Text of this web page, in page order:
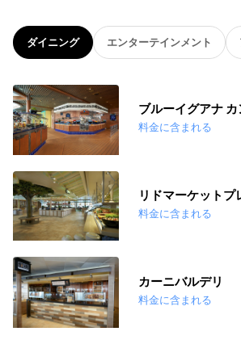
ダイニング エンターテインメント
ブルーイグアナ
料金に含まれる
リドマーケットプ
料金に含まれる
カーニバルデリ
料金に含まれる